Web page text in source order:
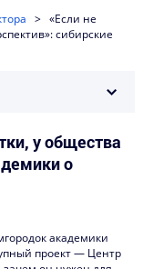
> «Если не
сибирские
у общества
о
академики
проект — Центр